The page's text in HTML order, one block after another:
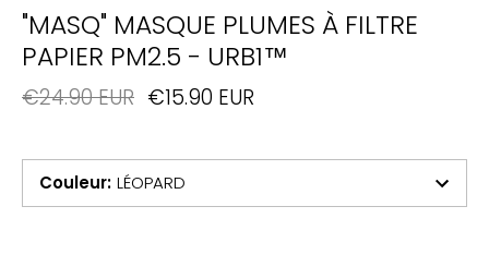
"MASQ" MASQUE PLUMES À FILTRE
PAPIER PM2.5 - URB1™
€24.90 EUR €15.90 EUR
Couleur: LÉOPARD